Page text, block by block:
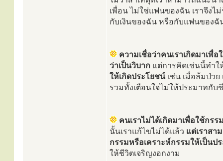
เพื่อน ไม่ใช่แฟนของฉัน เราจึงไ
กับเงินของฉัน หรือกับแฟนของ
ความเชื่อว่าคนเราเกิดมาเพื่
ว่าเป็นวิบาก แต่การคิดเช่นนี้ทำใ
ให้เกิดประโยชน์เช่น เมื่อล้มป่วย
รวมทั้งเตือนใจไม่ให้ประมาทกับ
คนเราไม่ได้เกิดมาเพื่อใช้กร
นั้นเราแก้ไขไม่ได้แล้ว แต่เราสา
กรรมหรือเคราะห์กรรมให้เป็นป
ให้ชีวิตเจริญงอกงาม